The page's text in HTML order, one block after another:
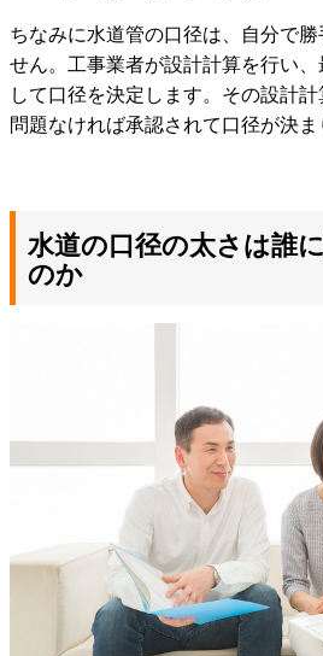
ちなみに水道管の口径は、自分で
せん。工事業者が設計計算を行い
して口径を決定します。その設計計
問題なければ承認されて口径が決ま
水道の口径の太さは誰
のか